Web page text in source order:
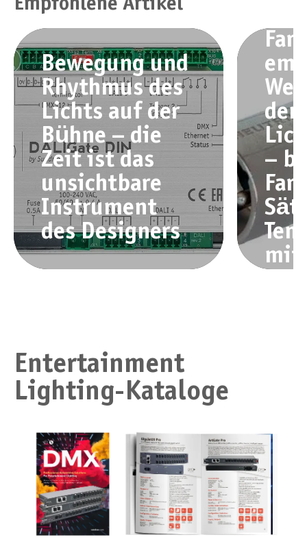
Empfohlene Artikel
Bewegung und
Rhythmus des
Lichts auf der
Bühne – die
Zeit ist das
unsichtbare
Instrument
des Designers
den
–
mit
Entertainment
Lighting-Kataloge